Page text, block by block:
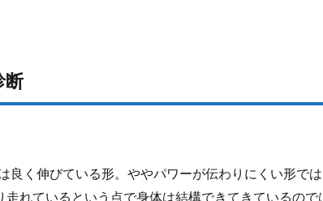
断
良く伸びている形。ややパワーが伝わりにくい形で
れているという点で身体は結構できてきているので